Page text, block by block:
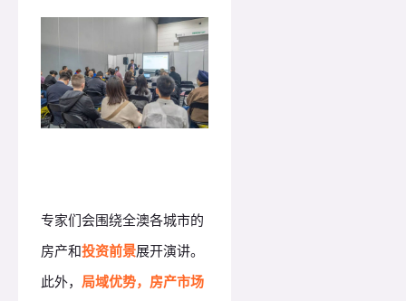
专家们会围绕全澳各城市的
房产和投资前景展开演讲。
此外， 局域优势，房产市场